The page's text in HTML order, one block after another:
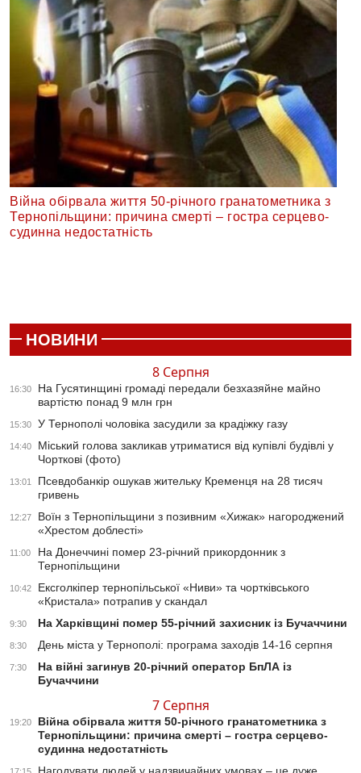
Війна обірвала життя 50-річного гранатометника з
Тернопільщини: причина смерті – гостра серцево-
судинна недостатність
НОВИНИ
8 Серпня
16:30
На Гусятинщині громаді передали безхазяйне майно
вартістю понад 9 млн грн
15:30 У Тернополі чоловіка засудили за крадіжку газу
14:40
Міський голова закликав утриматися від купівлі будівлі у
Чорткові (фото)
13:01
Псевдобанкір ошукав жительку Кременця на 28 тисяч
гривень
12:27
Воїн з Тернопільщини з позивним «Хижак» нагороджений
«Хрестом доблесті»
11:00
На Донеччині помер 23-річний прикордонник з
Тернопільщини
10:42
Ексголкіпер тернопільської «Ниви» та чортківського
«Кристала» потрапив у скандал
9:30 На Харківщині помер 55-річний захисник із Бучаччини
8:30 День міста у Тернополі: програма заходів 14-16 серпня
7:30
На війні загинув 20-річний оператор БпЛА із
Бучаччини
7 Серпня
19:20
Війна обірвала життя 50-річного гранатометника з
Тернопільщини: причина смерті – гостра серцево-
судинна недостатність